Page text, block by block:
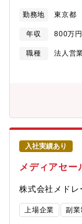
ナーとしての関
ープライズ領域
型案件の受注目
：担当する重要
在的な経営課題
関係構築と交渉
者とのリレーシ
する。■社内連携
プロダクト開発な
適な価値提供を実
部では、AIを活用
が”診療”に集中
者体験を目指し、
療機関が患者・生
ォームを提供しま
間を求めています
重要戦略の一つで
勤務地 東京都
年収 800万
職種
法人営
入社実績あり
メディアセー
株式会社メドレ
上場企業 副業